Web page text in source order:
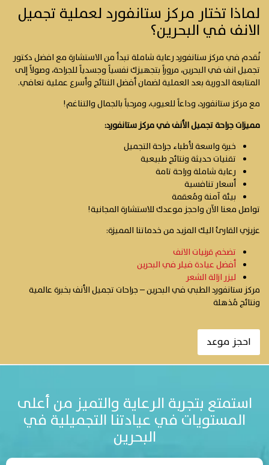
لماذا تختار مركز ستانفورد لعملية تجميل
الانف في البحرين؟
نُقدم في مركز ستانفورد رعاية شاملة تبدأ من الاستشارة مع افضل دكتور
تجميل انف في البحرين، مروراً بتجهيزك نفسياً وجسدياً للجراحة، وصولاً إلى
المتابعة الدورية بعد العملية لضمان أفضل النتائج وأسرع عملية تعافي.
مع مركز ستانفورد، وداعاً للعيوب، ومرحباً بالجمال والتناغم!
مميزات جراحة تجميل الأنف في مركز ستانفورد:
خبرة واسعة لأطباء جراحة التجميل
تقنيات حديثة ونتائج طبيعية
رعاية شاملة وراحة تامة
أسعار تنافسية
بيئة آمنة ومُعقمة
تواصل معنا الآن واحجز موعدك للاستشارة المجانية!
عزيزي القارئ اليك المزيد من خدماتنا المميزة:
تضخم قرنيات الانف
أفضل عيادة فيلر في البحرين
ليزر ازالة الشعر
مركز ستانفورد الطبي في البحرين – جراحات تجميل الأنف بخبرة عالمية
ونتائج مُذهلة
احجز موعد
استمتع بتجربة الرعاية والتميز من أعلى
المستويات في عيادتنا التجميلية في
البحرين